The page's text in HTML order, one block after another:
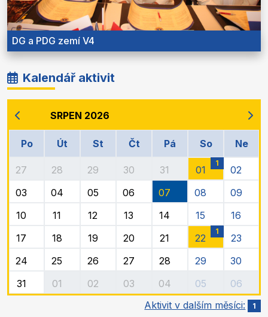
DG a PDG zemí V4
Kalendář aktivit
SRPEN 2026
Po Út St Čt Pá So Ne
27 28 29 30 31 01
1
02
03
04 05 06 07 08
09
10
11 12 13 14 15
16
17
18 19 20 21 22
1
23
24
25 26 27 28 29
30
31
01 02 03 04 05
06
Aktivit v dalším měsíci:
1